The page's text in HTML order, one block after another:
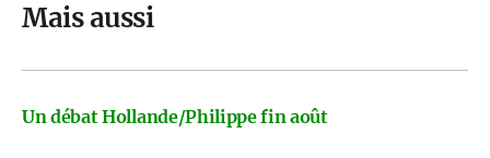
Mais aussi
Un débat Hollande/Philippe fin août